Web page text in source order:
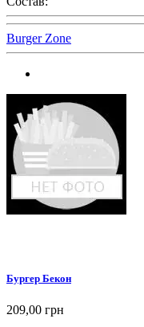
Burger Zone
Бургер Бекон
209,00 грн